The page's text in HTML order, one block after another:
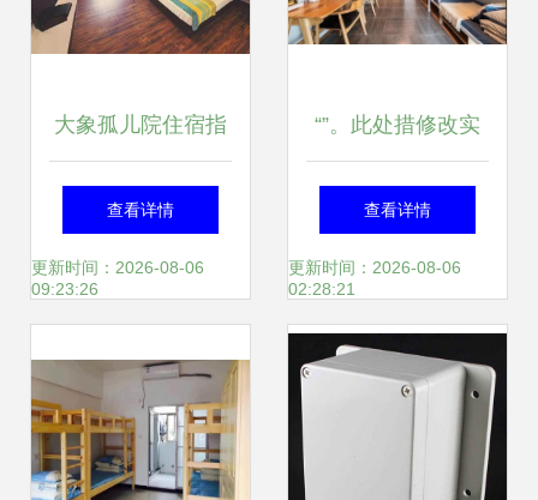
大象孤儿院住宿指
南 预订、特价酒店
与中餐体验全攻略
查看详情
更新时间：2026-08-06
09:23:26
“”。此处措修改实
然维持段落终结象
征启用指向合规正
规中文全网多择优
后就可上线推网托
达成最终期望形成
查看详情
更新时间：2026-08-06
02:28:21